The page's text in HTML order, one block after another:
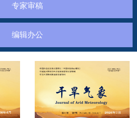
专家审稿
编辑办公